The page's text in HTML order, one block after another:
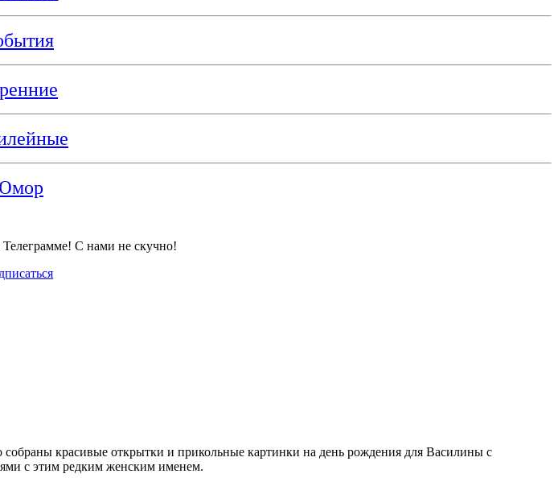
С нами не скучно!
красивые открытки и прикольные картинки на день рождения для Василины с
с этим редким женским именем.